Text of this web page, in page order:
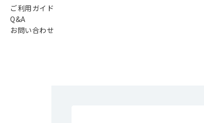
ご利用ガイド
Q&A
お問い合わせ